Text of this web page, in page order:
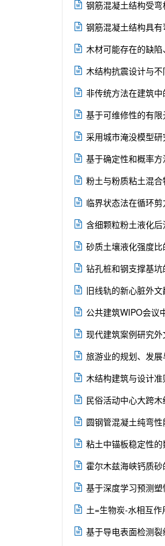
 钢筋混凝土结构受
 钢筋混凝土结构具
 木材可能存在的缺
 木结构抗震设计与
 非传统方法在建筑
 基于可维修性的有
 采用城市淹没模型
 基于确定性和概率
 粉土与粉质粘土混
 临界状态法在循环
 含细颗粒粉土液化
 砂质土壤液化强度
 钻孔桩和钢支撑基
 旧线轨的新心脏外
 公共建筑WIPO会议
 现代建筑案例研究
 旅游业的规划、发
 木结构建筑与设计
 民俗活动中心大跨
 圆钢管混凝土纯弯
 粘土中锚板稳定性
 霍尔木兹海峡钙质
 基于深度学习预测
 土=生物炭-水相互
 基于导电表面检测